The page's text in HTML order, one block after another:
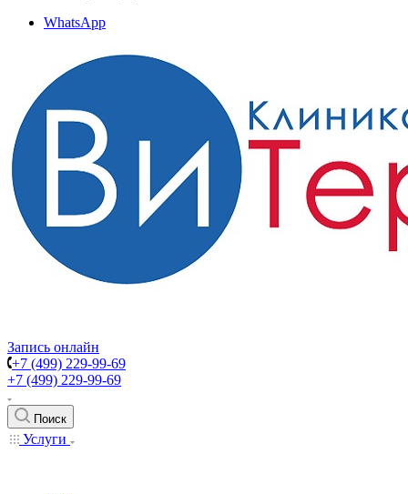
WhatsApp
Запись онлайн
+7 (499) 229-99-69
+7 (499) 229-99-69
Поиск
Услуги